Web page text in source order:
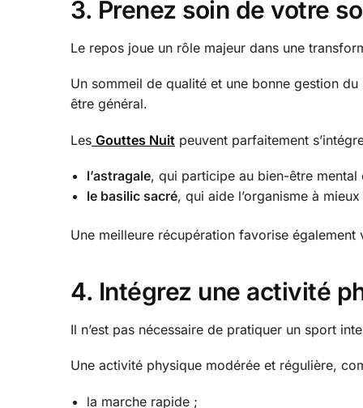
3. Prenez soin de votre
Le repos joue un rôle majeur dans une
Un sommeil de qualité et une bonne gestion
être général.
Les Gouttes Nuit peuvent parfaitement
l’astragale, qui participe au bien-être mental
le basilic sacré, qui aide l’organisme à
Une meilleure récupération favorise
4. Intégrez une activité
Il n’est pas nécessaire de pratiquer un sport
Une activité physique modérée et régulière,
la marche rapide ;